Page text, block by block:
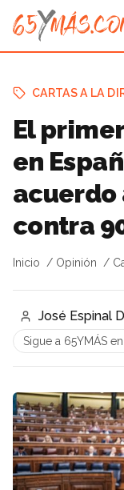
CARTAS A LA
El
en
acuerdo
contra
Inicio Opinión
José Espinal
Sigue a 65YMÁS